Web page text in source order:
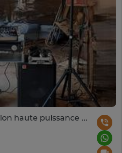
Matériels de sonorisation haute puissance pour DJ